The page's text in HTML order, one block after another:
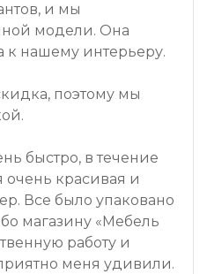
и мы
модели. Она
к нашему интерьеру.
поэтому мы
быстро, в течение
красивая и
Все было упаковано
магазину «Мебель
работу и
меня удивили.